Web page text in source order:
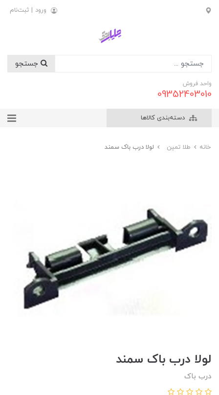
ورود | ثبت‌نام
واحد فروش
09352403010
دسته‌بندی کالاها
خانه طلا تمین لولا درب باک سمند
لولا درب باک سمند
درب باک